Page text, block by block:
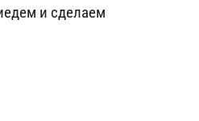
и сделаем